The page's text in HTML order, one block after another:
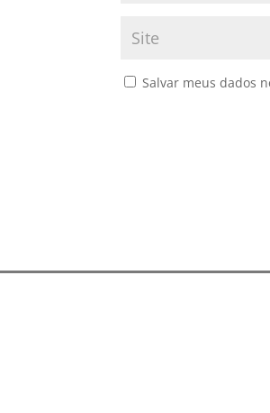
Salvar meus dados